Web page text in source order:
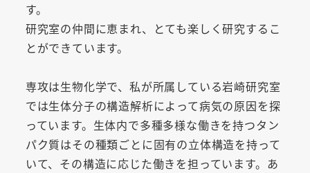
す。
研究室の仲間に恵まれ、とても楽しく研究するこ
とができています。
専攻は生物化学で、私が所属している岩崎研究室
では生体分子の構造解析によって病気の原因を探
っています。生体内で多種多様な働きを持つタン
パク質はその種類ごとに固有の立体構造を持って
いて、その構造に応じた働きを担っています。あ